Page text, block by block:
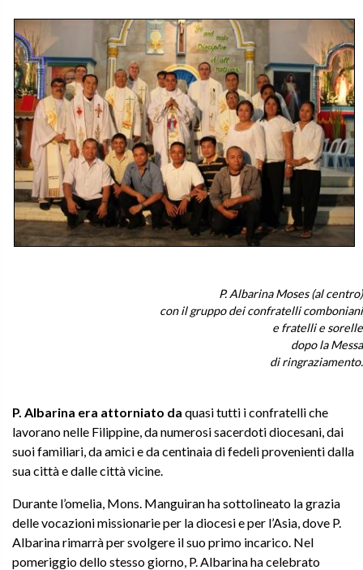
P. Albarina Moses (al centro)
con il gruppo dei confratelli comboniani
e fratelli e sorelle
dopo la Messa
di ringraziamento.
P. Albarina era attorniato da quasi tutti i confratelli che
lavorano nelle Filippine, da numerosi sacerdoti diocesani, dai
suoi familiari, da amici e da centinaia di fedeli provenienti dalla
sua città e dalle città vicine.
Durante l’omelia, Mons. Manguiran ha sottolineato la grazia
delle vocazioni missionarie per la diocesi e per l’Asia, dove P.
Albarina rimarrà per svolgere il suo primo incarico. Nel
pomeriggio dello stesso giorno, P. Albarina ha celebrato